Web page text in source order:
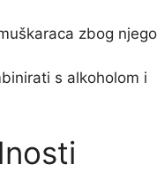
zbog
s alkoholom i